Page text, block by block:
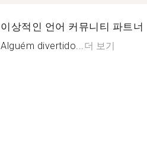
이상적인 언어 커뮤니티 파트너
Alguém divertido...더 보기